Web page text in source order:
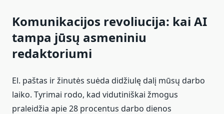
Komunikacijos revoliucija: kai AI
tampa jūsų asmeniniu
redaktoriumi
El. paštas ir žinutės suėda didžiulę dalį mūsų darbo
laiko. Tyrimai rodo, kad vidutiniškai žmogus
praleidžia apie 28 procentus darbo dienos